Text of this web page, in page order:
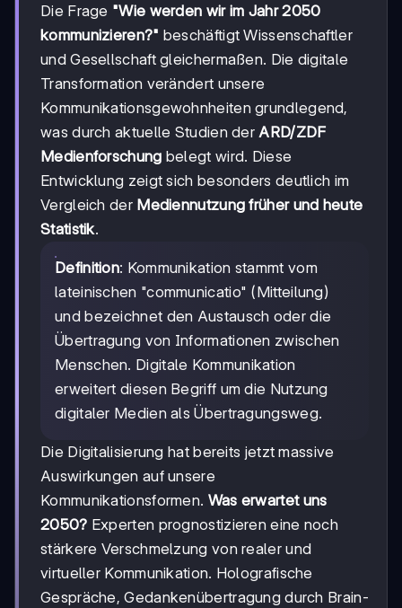
Die Frage "Wie werden wir im Jahr 2050
kommunizieren?" beschäftigt Wissenschaftler
und Gesellschaft gleichermaßen. Die digitale
Transformation verändert unsere
Kommunikationsgewohnheiten grundlegend,
was durch aktuelle Studien derARD/ZDF
Medienforschung belegt wird. Diese
Entwicklung zeigt sich besonders deutlich im
Vergleich der Mediennutzung früher und heute
Statistik.
Definition: Kommunikation stammt vom
lateinischen "communicatio" (Mitteilung)
und bezeichnet den Austausch oder die
Übertragung von Informationen zwischen
Menschen. Digitale Kommunikation
erweitert diesen Begriff um die Nutzung
digitaler Medien als Übertragungsweg.
Die Digitalisierung hat bereits jetzt massive
Auswirkungen auf unsere
Kommunikationsformen. Was erwartet uns
2050? Experten prognostizieren eine noch
stärkere Verschmelzung von realer und
virtueller Kommunikation. Holografische
Gespräche, Gedankenübertragung durch Brain-